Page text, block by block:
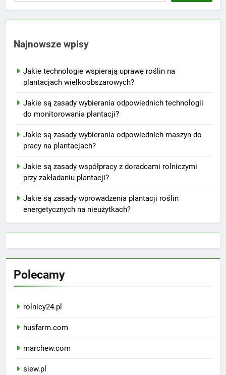
Najnowsze wpisy
Jakie technologie wspierają uprawę roślin na
plantacjach wielkoobszarowych?
Jakie są zasady wybierania odpowiednich technologii
do monitorowania plantacji?
Jakie są zasady wybierania odpowiednich maszyn do
pracy na plantacjach?
Jakie są zasady współpracy z doradcami rolniczymi
przy zakładaniu plantacji?
Jakie są zasady wprowadzenia plantacji roślin
energetycznych na nieużytkach?
Polecamy
rolnicy24.pl
husfarm.com
marchew.com
siew.pl